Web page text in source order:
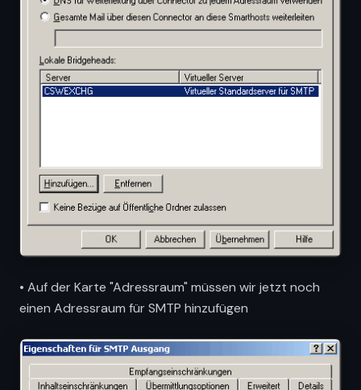
• Auf der Karte "Adressraum" müssen wir jetzt noch
einen Adressraum für SMTP hinzufügen